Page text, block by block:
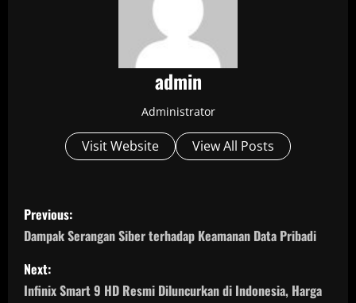
admin
Administrator
Visit Website View All Posts
P
o
s
Previous:
Dampak Serangan Siber terhadap Keamanan Data Pribadi
Next:
Infinix Smart 9 HD Resmi Diluncurkan di Indonesia, Harga